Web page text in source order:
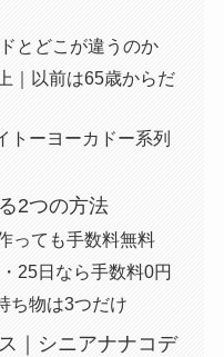
とどこが違うのか
｜以前は65歳からだ
トーヨーカドー系列
2つの方法
っても手数料無料
25日なら手数料0円
ち物は3つだけ
｜シニアナナコデ